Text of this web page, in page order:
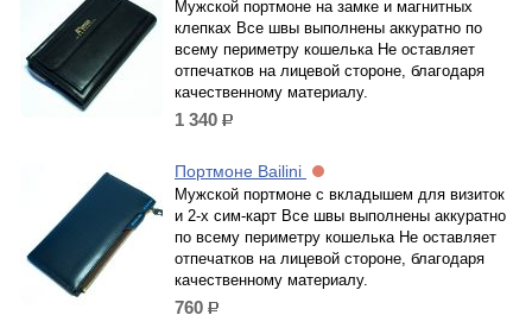
Мужской портмоне на замке и магнитных
клепках Все швы выполнены аккуратно по
всему периметру кошелька Не оставляет
отпечатков на лицевой стороне, благодаря
качественному материалу.
1 340 р.
Портмоне Bailini
Мужской портмоне с вкладышем для визиток
и 2-х сим-карт Все швы выполнены аккуратно
по всему периметру кошелька Не оставляет
отпечатков на лицевой стороне, благодаря
качественному материалу.
760 р.